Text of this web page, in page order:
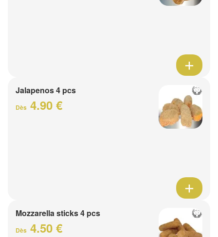
Jalapenos 4 pcs
Dès 4.90 €
Mozzarella sticks 4 pcs
Dès 4.50 €